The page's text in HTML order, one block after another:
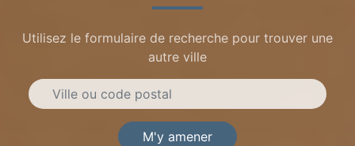
Utilisez le formulaire de recherche pour trouver une
autre ville
M'y amener